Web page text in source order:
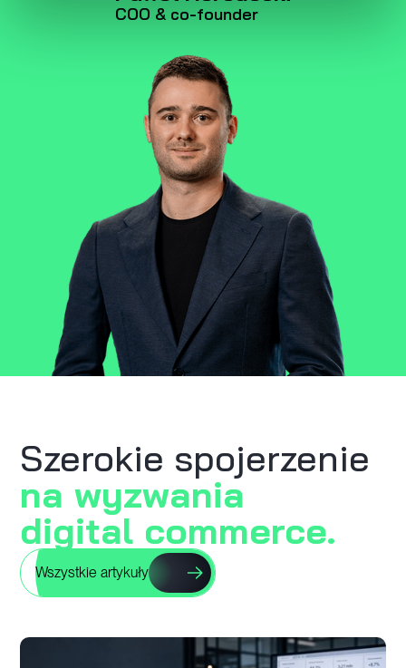
COO & co-founder
Szerokie spojerzenie
na wyzwania
digital commerce.
Wszystkie artykuły